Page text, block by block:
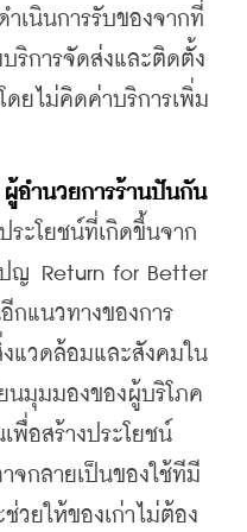
เนินการรับของจากที่
ริการจัดส่งและติดตั้ง
ดยไม่คิดค่าบริการเพิ่ม
อำนวยการร้านปันกัน
ะโยชน์ที่เกิดขึ้นจาก
ญ Return for Better
กแนวทางของการ
แวดล้อมและสังคมใน
นมุมมองของผู้บริโภค
พื่อสร้างประโยชน์
จกลายเป็นของใช้ทีมี
วยให้ของเก่าไม่ต้อง